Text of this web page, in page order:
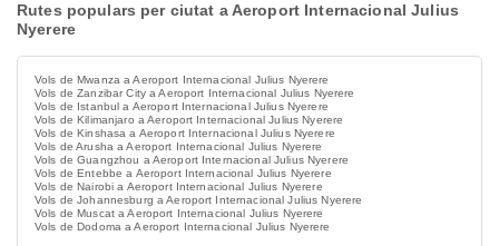
Rutes populars per ciutat a Aeroport Internacional Julius
Nyerere
Vols de Mwanza a Aeroport Internacional Julius Nyerere
Vols de Zanzibar City a Aeroport Internacional Julius Nyerere
Vols de Istanbul a Aeroport Internacional Julius Nyerere
Vols de Kilimanjaro a Aeroport Internacional Julius Nyerere
Vols de Kinshasa a Aeroport Internacional Julius Nyerere
Vols de Arusha a Aeroport Internacional Julius Nyerere
Vols de Guangzhou a Aeroport Internacional Julius Nyerere
Vols de Entebbe a Aeroport Internacional Julius Nyerere
Vols de Nairobi a Aeroport Internacional Julius Nyerere
Vols de Johannesburg a Aeroport Internacional Julius Nyerere
Vols de Muscat a Aeroport Internacional Julius Nyerere
Vols de Dodoma a Aeroport Internacional Julius Nyerere